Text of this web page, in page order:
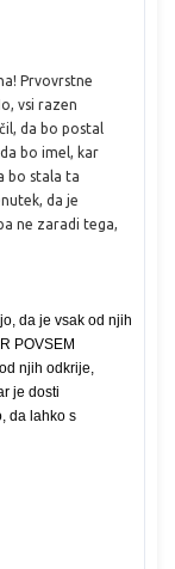
Prvovrstne
vsi razen
da bo postal
bo imel, kar
bo stala ta
da je
ne zaradi tega,
da je vsak od njih
POVSEM
njih odkrije,
je dosti
da lahko s